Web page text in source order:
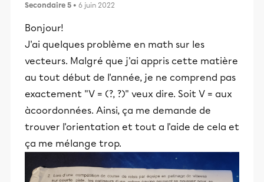
Secondaire 5 • 6 juin 2022
Bonjour!
J'ai quelques problème en math sur les
vecteurs. Malgré que j'ai appris cette matière
au tout début de l'année, je ne comprend pas
exactement "V = (?, ?)" veux dire. Soit V = aux
àcoordonnées. Ainsi, ça me demande de
trouver l'orientation et tout a l'aide de cela et
ça me mélange trop.